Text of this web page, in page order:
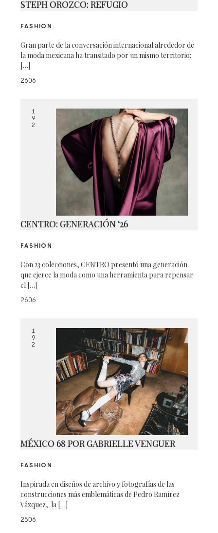
STEPH OROZCO: REFUGIO
FASHION
Gran parte de la conversación internacional alrededor de
la moda mexicana ha transitado por un mismo territorio:
[…]
2606
1
9
2
CENTRO: GENERACIÓN ‘26
FASHION
Con 23 colecciones, CENTRO presentó una generación
que ejerce la moda como una herramienta para repensar
el […]
2606
1
9
2
MÉXICO 68 POR GABRIELLE VENGUER
FASHION
Inspirada en diseños de archivo y fotografías de las
construcciones más emblemáticas de Pedro Ramírez
Vázquez, la […]
2506